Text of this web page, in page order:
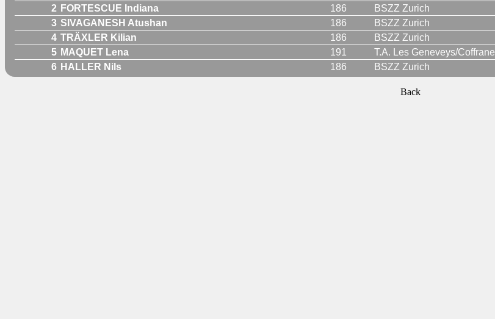
2 FORTESCUE Indiana 186 BSZZ Zurich
3 SIVAGANESH Atushan 186 BSZZ Zurich
4 TRÄXLER Kilian 186 BSZZ Zurich
5 MAQUET Lena 191 T.A. Les Geneveys/Coffrane
6 HALLER Nils 186 BSZZ Zurich
Back